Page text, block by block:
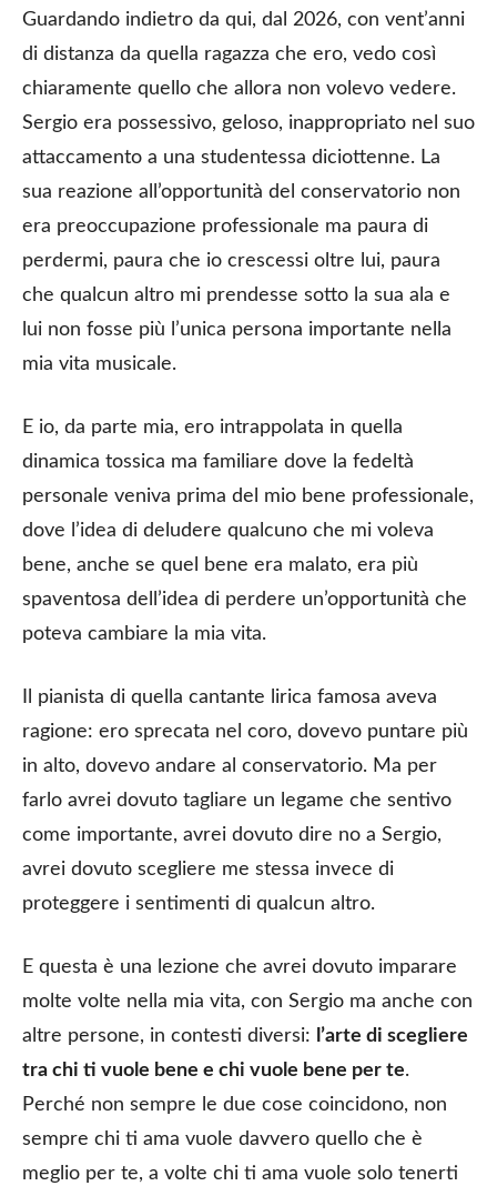
Guardando indietro da qui, dal 2026, con vent’anni
di distanza da quella ragazza che ero, vedo così
chiaramente quello che allora non volevo vedere.
Sergio era possessivo, geloso, inappropriato nel suo
attaccamento a una studentessa diciottenne. La
sua reazione all’opportunità del conservatorio non
era preoccupazione professionale ma paura di
perdermi, paura che io crescessi oltre lui, paura
che qualcun altro mi prendesse sotto la sua ala e
lui non fosse più l’unica persona importante nella
mia vita musicale.
E io, da parte mia, ero intrappolata in quella
dinamica tossica ma familiare dove la fedeltà
personale veniva prima del mio bene professionale,
dove l’idea di deludere qualcuno che mi voleva
bene, anche se quel bene era malato, era più
spaventosa dell’idea di perdere un’opportunità che
poteva cambiare la mia vita.
Il pianista di quella cantante lirica famosa aveva
ragione: ero sprecata nel coro, dovevo puntare più
in alto, dovevo andare al conservatorio. Ma per
farlo avrei dovuto tagliare un legame che sentivo
come importante, avrei dovuto dire no a Sergio,
avrei dovuto scegliere me stessa invece di
proteggere i sentimenti di qualcun altro.
E questa è una lezione che avrei dovuto imparare
molte volte nella mia vita, con Sergio ma anche con
altre persone, in contesti diversi:
l’arte di scegliere
tra chi ti vuole bene e chi vuole bene per te.
Perché non sempre le due cose coincidono, non
sempre chi ti ama vuole davvero quello che è
meglio per te, a volte chi ti ama vuole solo tenerti